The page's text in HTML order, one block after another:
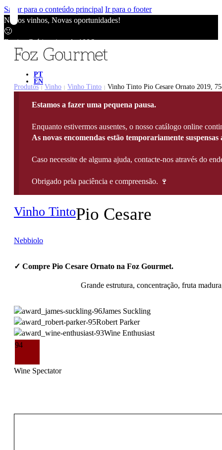
Saltar para o conteúdo principal Ir para o footer
Novos vinhos, Novas oportunidades!
🙂
Envios Grátis acima de 100€
Envios Grátis acima de 100€
Novos vinhos, Novas oportunidades!
Envios Grátis acima de 100€
PT
EN
Produtos | Vinho | Vinho Tinto | Vinho Tinto Pio Cesare Ornato 2019,
Estamos a fazer uma pequena pausa.
Enquanto estivermos ausentes, o nosso catálogo online
As novas encomendas estão temporariamente suspensas
Caso necessite de alguma ajuda, contacte-nos através do
Obrigado pela paciência e compreensão. 🍷
Vinho TintoPio Cesare
Nebbiolo
✓ Compre Pio Cesare Ornato na Foz Gourmet.
Grande estrutura, concentração, fruta
James Suckling
Robert Parker
Wine Enthusiast
94
Wine Spectator